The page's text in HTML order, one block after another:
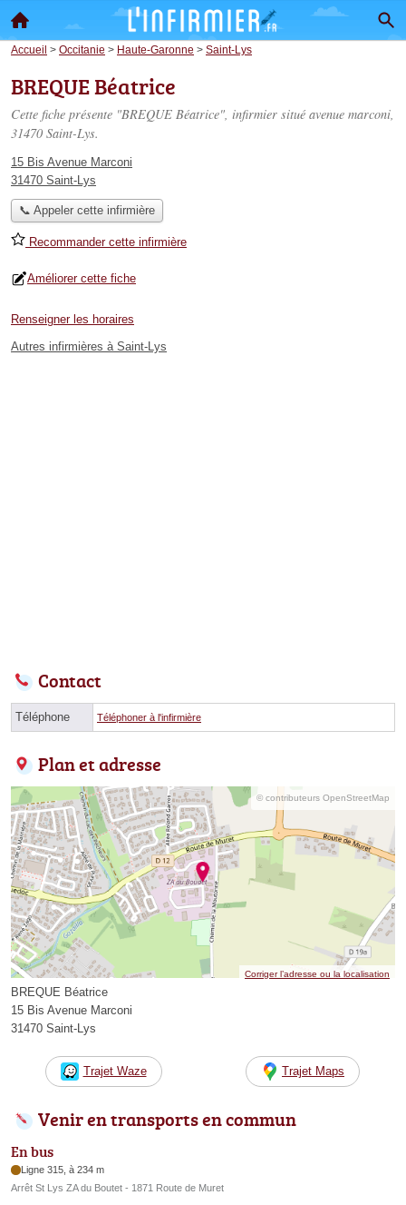
Accueil > Occitanie > Haute-Garonne > Saint-Lys
BREQUE Béatrice
Cette fiche présente "BREQUE Béatrice", infirmier situé avenue marconi,
31470 Saint-Lys.
15 Bis Avenue Marconi
31470 Saint-Lys
📞 Appeler cette infirmière
Recommander cette infirmière
Améliorer cette fiche
Renseigner les horaires
Autres infirmières à Saint-Lys
Contact
Téléphone Téléphoner à l'infirmière
Plan et adresse
© contributeurs OpenStreetMap
Corriger l’adresse ou la localisation
BREQUE Béatrice
15 Bis Avenue Marconi
31470 Saint-Lys
Trajet Waze Trajet Maps
Venir en transports en commun
En bus
Ligne 315, à 234 m
Arrêt St Lys ZA du Boutet - 1871 Route de Muret